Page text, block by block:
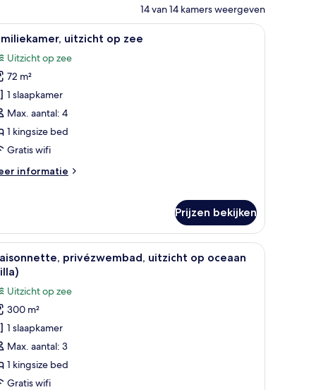
14 van 14 kamers weergeven
bed, een televisie, een badkuip en een balkon met uitzicht op zee.
Een moderne hotelkamer met balkon, een
12 uitzicht op zee
Uitzicht op zee
72 m²
1 slaapkamer
Max. aantal: 4
1 kingsize bed
Gratis wifi
informatie
Prijzen bekijken
bed, een bureau en uitzicht op zee.Een moderne hotelkamer met een groot
15
privézwembad, uitzicht op oceaan
Uitzicht op zee
300 m²
1 slaapkamer
Max. aantal: 3
1 kingsize bed
Gratis wifi